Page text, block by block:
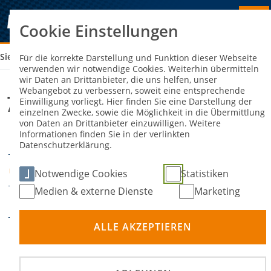
Sie sind hier: 7. WESTFALEN-SLALOM KAISERKUHLE
7. Westfalen-Slalom Kaiserkuhle
DATUM 09. Mai 2026
ORT FSZ Kaiserkuhle Rüthen
DISZIPLIN
Deutsche Slalom-
Meisterschaft, Deutsche
Cookie Einstellungen
Für die korrekte Darstellung und Funktion dieser Webseite
verwenden wir notwendige Cookies. Weiterhin übermitteln
wir Daten an Drittanbieter, die uns helfen, unser
Webangebot zu verbessern, soweit eine entsprechende
Einwilligung vorliegt. Hier finden Sie eine Darstellung der
einzelnen Zwecke, sowie die Möglichkeit in die Übermittlung
von Daten an Drittanbieter einzuwilligen. Weitere
Informationen finden Sie in der verlinkten
Datenschutzerklärung.
Notwendige Cookies
Statistiken
Medien & externe Dienste
Marketing
ALLE AKZEPTIEREN